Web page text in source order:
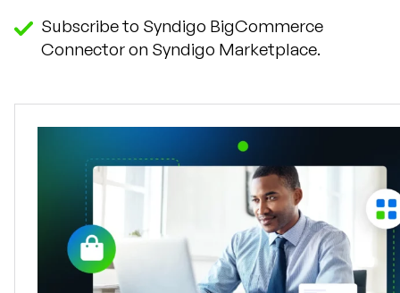
SUPORTEENTRAR
Subscribe to Syndigo BigCommerce
Connector on Syndigo Marketplace.